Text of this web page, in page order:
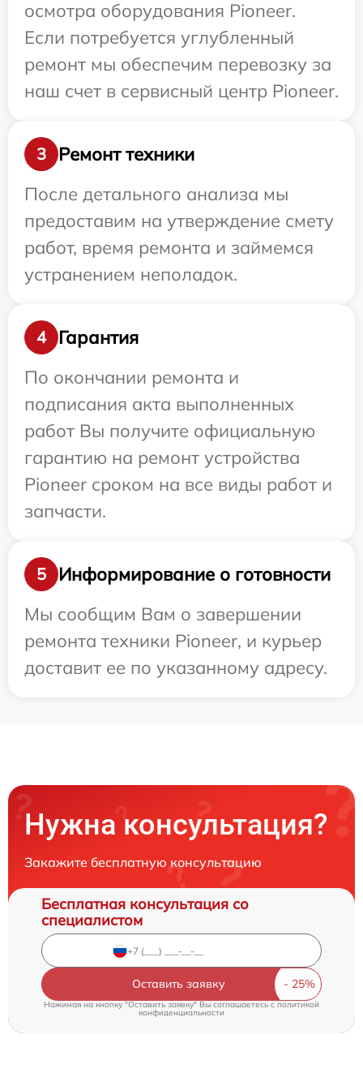
осмотра оборудования Pioneer.
Если потребуется углубленный
ремонт мы обеспечим перевозку за
наш счет в сервисный центр Pioneer.
3
Ремонт техники
После детального анализа мы
предоставим на утверждение смету
работ, время ремонта и займемся
устранением неполадок.
4
Гарантия
По окончании ремонта и
подписания акта выполненных
работ Вы получите официальную
гарантию на ремонт устройства
Pioneer сроком на все виды работ и
запчасти.
5
Информирование о готовности
Мы сообщим Вам о завершении
ремонта техники Pioneer, и курьер
доставит ее по указанному адресу.
Нужна консультация?
Закажите бесплатную консультацию
Бесплатная консультация со
специалистом
Оставить заявку
Нажимая на кнопку "Оставить заявку" Вы соглашаетесь cполитикой
конфиденциальности